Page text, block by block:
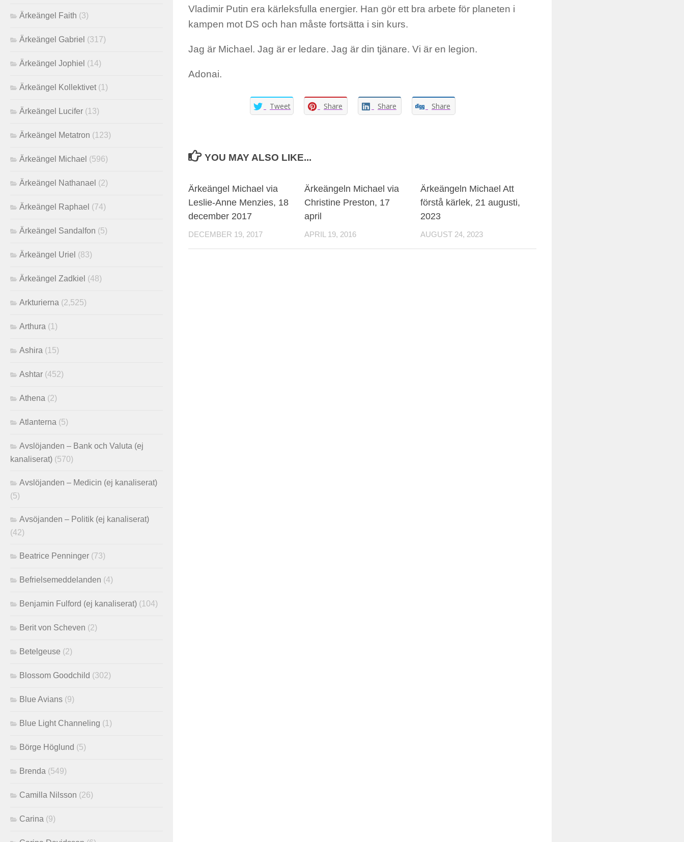
Vladimir Putin era kärleksfulla energier. Han gör ett bra arbete för planeten i
kampen mot DS och han måste fortsätta i sin kurs.
Jag är Michael. Jag är er ledare. Jag är din tjänare. Vi är en legion.
Adonai.
Tweet Share Share Share
YOU MAY ALSO LIKE...
Ärkeängel Michael via
Leslie-Anne Menzies, 18
december 2017
DECEMBER 19, 2017
Ärkeängeln Michael via
Christine Preston, 17
april
APRIL 19, 2016
Ärkeängeln Michael Att
förstå kärlek, 21 augusti,
2023
AUGUST 24, 2023
Ärkeängel Faith (3)
Ärkeängel Gabriel (317)
Ärkeängel Jophiel (14)
Ärkeängel Kollektivet (1)
Ärkeängel Lucifer (13)
Ärkeängel Metatron (123)
Ärkeängel Michael (596)
Ärkeängel Nathanael (2)
Ärkeängel Raphael (74)
Ärkeängel Sandalfon (5)
Ärkeängel Uriel (83)
Ärkeängel Zadkiel (48)
Arkturierna (2,525)
Arthura (1)
Ashira (15)
Ashtar (452)
Athena (2)
Atlanterna (5)
Avslöjanden – Bank och Valuta (ej
kanaliserat) (570)
Avslöjanden – Medicin (ej kanaliserat)
(5)
Avsöjanden – Politik (ej kanaliserat)
(42)
Beatrice Penninger (73)
Befrielsemeddelanden (4)
Benjamin Fulford (ej kanaliserat) (104)
Berit von Scheven (2)
Betelgeuse (2)
Blossom Goodchild (302)
Blue Avians (9)
Blue Light Channeling (1)
Börge Höglund (5)
Brenda (549)
Camilla Nilsson (26)
Carina (9)